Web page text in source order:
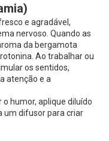
e agradável,
nervoso. Quando as
da bergamota
Ao trabalhar ou
os sentidos,
atenção e a
humor, aplique diluído
um difusor para criar